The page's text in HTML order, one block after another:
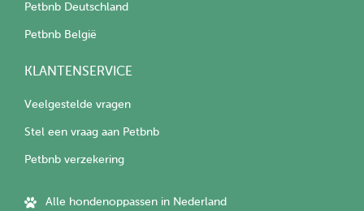
Petbnb Deutschland
Petbnb België
KLANTENSERVICE
Veelgestelde vragen
Stel een vraag aan Petbnb
Petbnb verzekering
Alle hondenoppassen in Nederland